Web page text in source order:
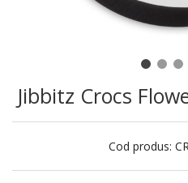
Jibbitz Crocs
Cod produs: